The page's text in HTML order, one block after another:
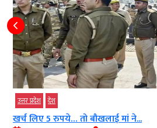
देश
कॉन्वेंट स्कूल में आधी रात भारी हंगामा… धर्म...